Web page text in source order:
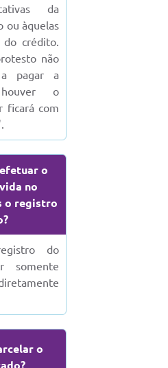
da
ou àquelas
do crédito.
não
pagar a
o
ficará com
o
no
o registro
do
somente
o